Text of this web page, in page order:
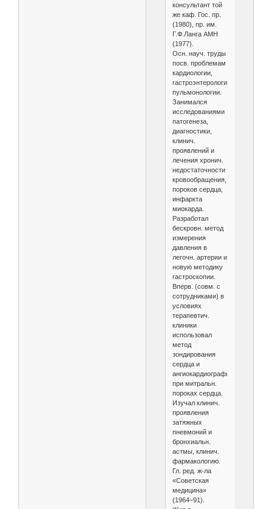
консультант той
же каф. Гос. пр.
(1980), пр. им.
Г.Ф.Ланга АМН
(1977).
Осн. науч. труды
посв. проблемам
кардиологии,
гастроэнтерологии,
пульмонологии.
Занимался
исследованиями
патогенеза,
диагностики,
клинич.
проявлений и
лечения хронич.
недостаточности
кровообращения,
пороков сердца,
инфаркта
миокарда.
Разработал
бескровн. метод
измерения
давления в
легочн. артерии и
новую методику
гастроскопии.
Вперв. (совм. с
сотрудниками) в
условиях
терапевтич.
клиники
использовал
метод
зондирования
сердца и
ангиокардиографию
при митральн.
пороках сердца.
Изучал клинич.
проявления
затяжных
пневмоний и
бронхиальн.
астмы, клинич.
фармакологию.
Гл. ред. ж-ла
«Советская
медицина»
(1964–91).